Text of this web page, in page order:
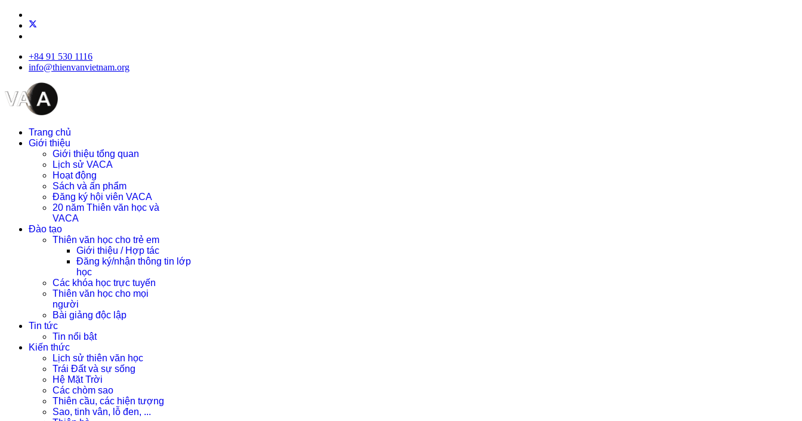
+84 91 530 1116
info@thienvanvietnam.org
Trang chủ
Giới thiệu
Giới thiệu tổng quan
Lịch sử VACA
Hoạt động
Sách và ấn phẩm
Đăng ký hội viên VACA
20 năm Thiên văn học và
VACA
Đào tạo
Thiên văn học cho trẻ em
Giới thiệu / Hợp tác
Đăng ký/nhận thông tin lớp
học
Các khóa học trực tuyến
Thiên văn học cho mọi
người
Bài giảng độc lập
Tin tức
Tin nổi bật
Kiến thức
Lịch sử thiên văn học
Trái Đất và sự sống
Hệ Mặt Trời
Các chòm sao
Thiên cầu, các hiện tượng
Sao, tinh vân, lỗ đen, ...